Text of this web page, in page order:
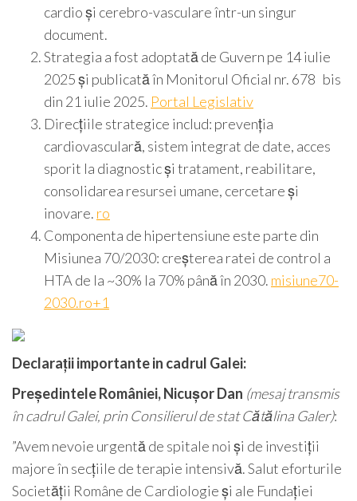
cardio și cerebro-vasculare într-un singur
document.
Strategia a fost adoptată de Guvern pe 14 iulie
2025 și publicată în Monitorul Oficial nr. 678 bis
din 21 iulie 2025. Portal Legislativ
Direcțiile strategice includ: prevenția
cardiovasculară, sistem integrat de date, acces
sporit la diagnostic și tratament, reabilitare,
consolidarea resursei umane, cercetare și
inovare. ro
Componenta de hipertensiune este parte din
Misiunea 70/2030: creșterea ratei de control a
HTA de la ~30% la 70% până în 2030. misiune70-
2030.ro+1
Declarații importante in cadrul Galei:
Președintele României, Nicușor Dan (mesaj transmis
în cadrul Galei, prin Consilierul de stat Cătălina Galer):
”Avem nevoie urgentă de spitale noi și de investiții
majore în secțiile de terapie intensivă. Salut eforturile
Societății Române de Cardiologie și ale Fundației